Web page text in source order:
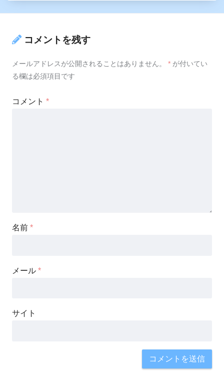
コメントを残す
メールアドレスが公開されることはありません。 * が付いてい
る欄は必須項目です
コメント *
名前 *
メール *
サイト